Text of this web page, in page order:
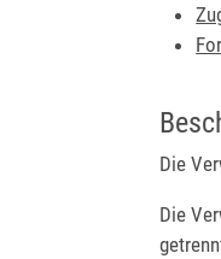
Die
Die